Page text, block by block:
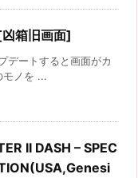
箱旧画面]
デートすると画面がカ
モノを ...
II DASH – SPEC